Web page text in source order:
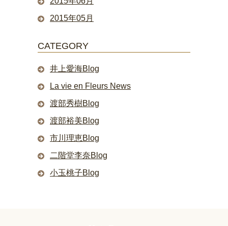
2015年05月
CATEGORY
井上愛海Blog
La vie en Fleurs News
渡部秀樹Blog
渡部裕美Blog
市川理恵Blog
二階堂李奈Blog
小玉桃子Blog